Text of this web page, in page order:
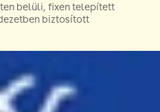
belüli, fixen telepített
biztosított